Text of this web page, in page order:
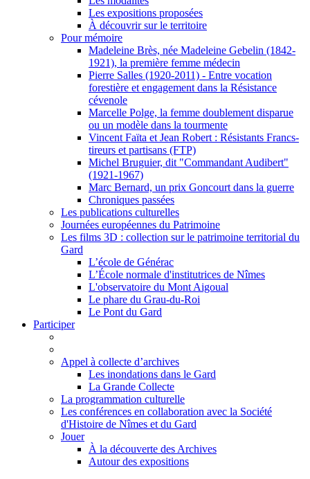
Les expositions proposées
À découvrir sur le territoire
Pour mémoire
Madeleine Brès, née Madeleine Gebelin (1842-
1921), la première femme médecin
Pierre Salles (1920-2011) - Entre vocation
forestière et engagement dans la Résistance
cévenole
Marcelle Polge, la femme doublement disparue
ou un modèle dans la tourmente
Vincent Faïta et Jean Robert : Résistants Francs-
tireurs et partisans (FTP)
Michel Bruguier, dit "Commandant Audibert"
(1921-1967)
Marc Bernard, un prix Goncourt dans la guerre
Chroniques passées
Les publications culturelles
Journées européennes du Patrimoine
Les films 3D : collection sur le patrimoine territorial du
Gard
L’école de Générac
L’École normale d'institutrices de Nîmes
L'observatoire du Mont Aigoual
Le phare du Grau-du-Roi
Le Pont du Gard
Participer
Appel à collecte d’archives
Les inondations dans le Gard
La Grande Collecte
La programmation culturelle
Les conférences en collaboration avec la Société
d'Histoire de Nîmes et du Gard
Jouer
À la découverte des Archives
Autour des expositions